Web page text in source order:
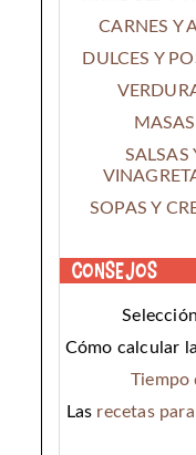
CARNES Y
DULCES Y
MASAS
SALSAS
SOPAS Y
Consejos
Cómo calcular
Tiempo
Las recetas